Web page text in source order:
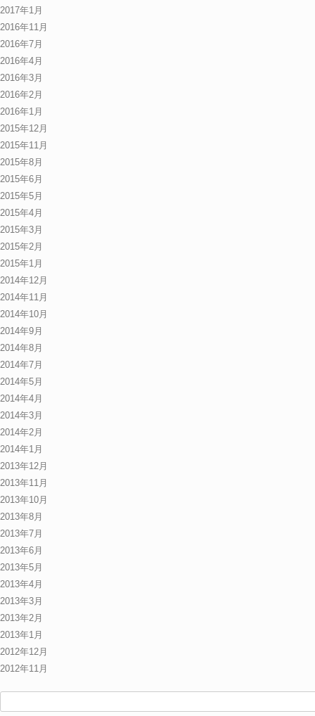
2017年1月
2016年11月
2016年7月
2016年4月
2016年3月
2016年2月
2016年1月
2015年12月
2015年11月
2015年8月
2015年6月
2015年5月
2015年4月
2015年3月
2015年2月
2015年1月
2014年12月
2014年11月
2014年10月
2014年9月
2014年8月
2014年7月
2014年5月
2014年4月
2014年3月
2014年2月
2014年1月
2013年12月
2013年11月
2013年10月
2013年8月
2013年7月
2013年6月
2013年5月
2013年4月
2013年3月
2013年2月
2013年1月
2012年12月
2012年11月